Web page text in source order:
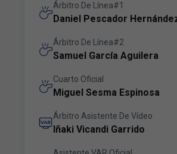
Árbitro De Línea#1
Daniel Pescador
Árbitro De Línea#2
Samuel García Aguilera
Cuarto Oficial
Miguel Sesma Espinosa
Árbitro Asistente De Vídeo
Iñaki Vicandi Garrido